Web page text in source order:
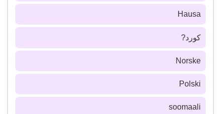
Hausa
كورد?
Norske
Polski
soomaali